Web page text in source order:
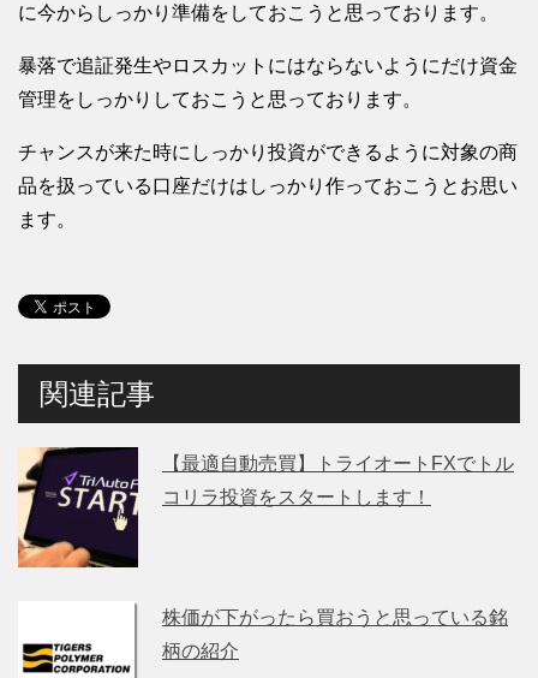
に今からしっかり準備をしておこうと思っております。
暴落で追証発生やロスカットにはならないようにだけ資金
管理をしっかりしておこうと思っております。
チャンスが来た時にしっかり投資ができるように対象の商
品を扱っている口座だけはしっかり作っておこうとお思い
ます。
関連記事
【最適自動売買】トライオートFXでトル
コリラ投資をスタートします！
株価が下がったら買おうと思っている銘
柄の紹介